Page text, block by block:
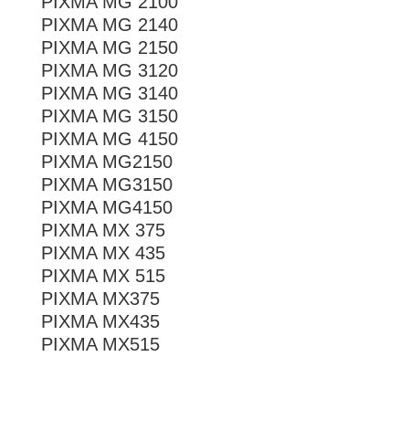
PIXMA MG 2140
PIXMA MG 2150
PIXMA MG 3120
PIXMA MG 3140
PIXMA MG 3150
PIXMA MG 4150
PIXMA MG2150
PIXMA MG3150
PIXMA MG4150
PIXMA MX 375
PIXMA MX 435
PIXMA MX 515
PIXMA MX375
PIXMA MX435
PIXMA MX515